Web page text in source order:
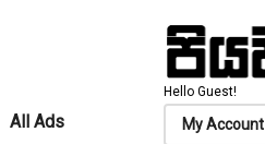
All Ads
Hello Guest!
My Account